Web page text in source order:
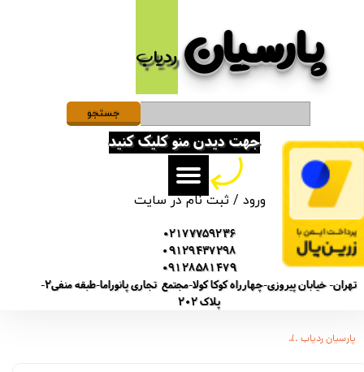
پارسیان​​​​​​​ردیاب
ورود /ثبت نام در سایت
حساب کاربری من
تغییر گذر واژه
سفارشات
خروج از حساب کاربری
02177759236
09129437298
09128581479
تهران- خیابان پیروزی-چهارراه کوکا کولا-مجتمع تجاری پانوراما-طبقه منفی2-
پلاک 202
جهت دیدن منو کلیک کنید
جستجو
پارسیان ردیاب